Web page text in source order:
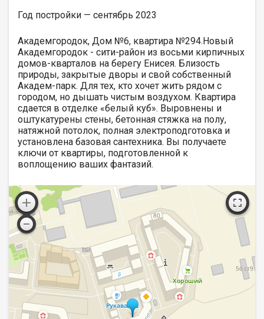
Год постройки — сентябрь 2023
Академгородок, Дом №6, квартира №294.Новый
Академгородок - сити-район из восьми кирпичных
домов-кварталов на берегу Енисея. Близость
природы, закрытые дворы и свой собственный
Академ-парк. Для тех, кто хочет жить рядом с
городом, но дышать чистым воздухом. Квартира
сдается в отделке «белый куб». Выровнены и
оштукатурены стены, бетонная стяжка на полу,
натяжной потолок, полная электроподготовка и
установлена базовая сантехника. Вы получаете
ключи от квартиры, подготовленной к
воплощению ваших фантазий.